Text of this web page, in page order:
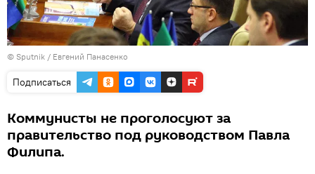
© Sputnik / Евгений Панасенко
Подписаться
Коммунисты не проголосуют за
правительство под руководством Павла
Филипа.